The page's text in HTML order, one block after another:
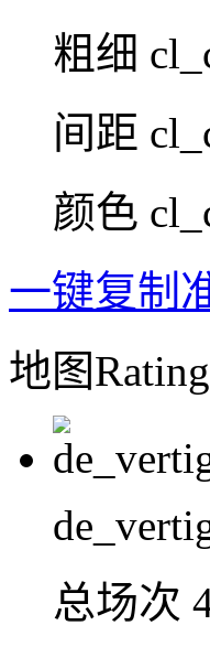
粗细
间距
颜色
一键复制
地图Rating
总场次